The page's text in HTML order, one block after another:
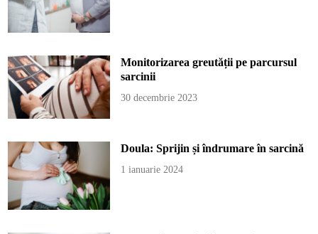
Monitorizarea greutății pe parcursul
sarcinii
30 decembrie 2023
Doula: Sprijin și îndrumare în sarcină
1 ianuarie 2024